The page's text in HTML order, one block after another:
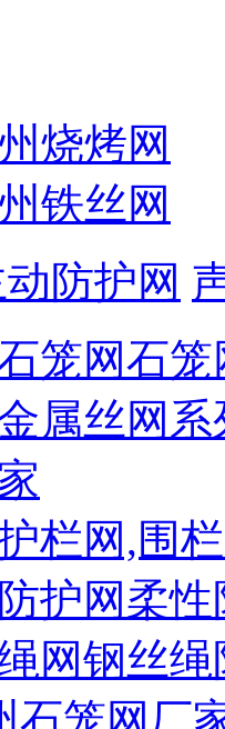
烧烤网
铁丝网
防护网
笼网石笼
属丝网
栏网,围
护网柔性
网钢丝绳